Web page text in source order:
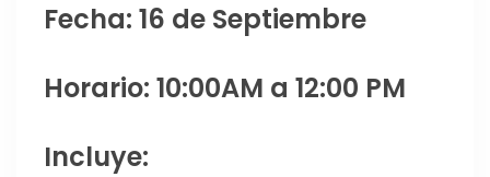
Fecha: 16 de Septiembre
Horario: 10:00AM a 12:00 PM
Incluye: